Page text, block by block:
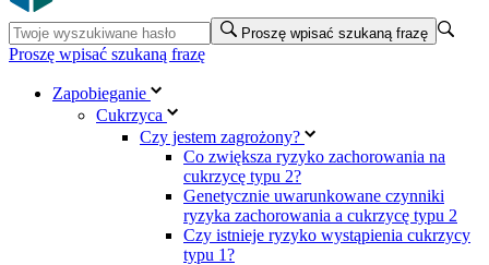
Proszę wpisać szukaną frazę
Proszę wpisać szukaną frazę
Zapobieganie
Cukrzyca
Czy jestem zagrożony?
Co zwiększa ryzyko zachorowania na
cukrzycę typu 2?
Genetycznie uwarunkowane czynniki
ryzyka zachorowania a cukrzycę typu 2
Czy istnieje ryzyko wystąpienia cukrzycy
typu 1?